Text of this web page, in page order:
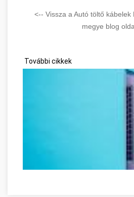
<-- Vissza a Autó töltő kábelek
megye blog
További cikkek